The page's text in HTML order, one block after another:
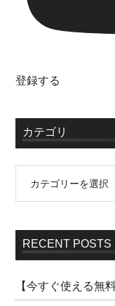
登録する
カテゴリ
RECENT POSTS
【今すぐ使える無